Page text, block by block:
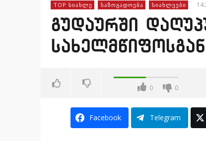
TOP ᲡᲘᲐᲮᲚᲔ ᲡᲐᲖᲝᲒᲐᲓᲝᲔᲑᲐ ᲡᲘᲐᲮᲚᲔᲔᲑᲘ
გუდაურში
0 0
Facebook Telegram